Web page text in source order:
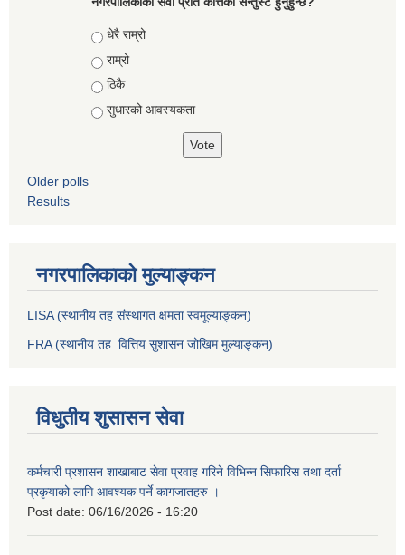
Choices
धेरै राम्रो
राम्रो
ठिकै
सुधारको आवस्यकता
Older polls
Results
नगरपालिकाको मुल्याङ्कन
LISA (स्थानीय तह संस्थागत क्षमता स्वमूल्याङ्कन)
FRA (स्थानीय तह वित्तिय सुशासन जोखिम मुल्याङ्कन)
विधुतीय शुसासन सेवा
कर्मचारी प्रशासन शाखाबाट सेवा प्रवाह गरिने विभिन्न सिफारिस तथा दर्ता
प्रकृयाको लागि आवश्यक पर्ने कागजातहरु ।
Post date: 06/16/2026 - 16:20